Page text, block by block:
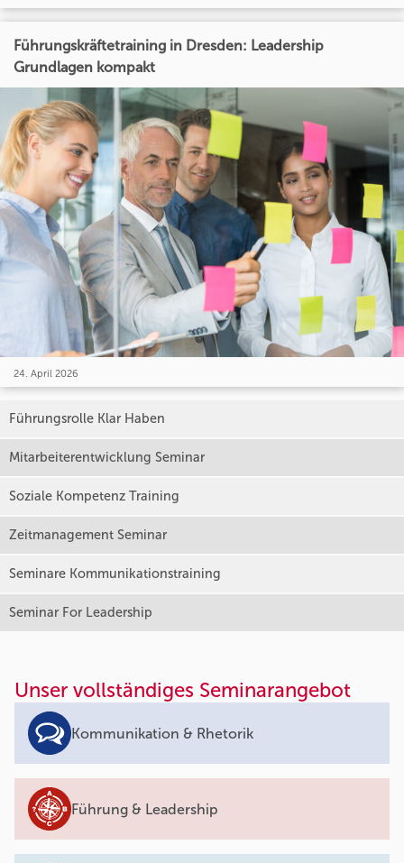
Führungskräftetraining in Dresden: Leadership
Grundlagen kompakt
24. April 2026
Führungsrolle Klar Haben
Mitarbeiterentwicklung Seminar
Soziale Kompetenz Training
Zeitmanagement Seminar
Seminare Kommunikationstraining
Seminar For Leadership
Unser vollständiges Seminarangebot
Kommunikation & Rhetorik
Führung & Leadership